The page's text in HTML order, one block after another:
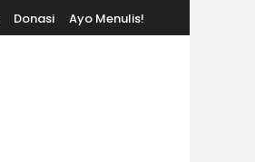
Donasi Ayo Menulis!